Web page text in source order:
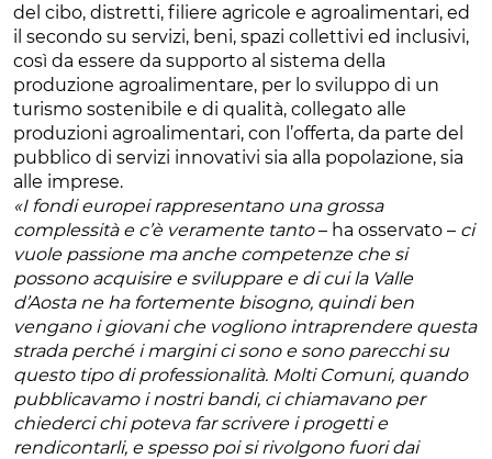
del cibo, distretti, filiere agricole e agroalimentari, ed
il secondo su servizi, beni, spazi collettivi ed inclusivi,
così da essere da supporto al sistema della
produzione agroalimentare, per lo sviluppo di un
turismo sostenibile e di qualità, collegato alle
produzioni agroalimentari, con l’offerta, da parte del
pubblico di servizi innovativi sia alla popolazione, sia
alle imprese.
«I fondi europei rappresentano una grossa
complessità e c’è veramente tanto– ha osservato – ci
vuole passione ma anche competenze che si
possono acquisire e sviluppare e di cui la Valle
d’Aosta ne ha fortemente bisogno, quindi ben
vengano i giovani che vogliono intraprendere questa
strada perché i margini ci sono e sono parecchi su
questo tipo di professionalità. Molti Comuni, quando
pubblicavamo i nostri bandi, ci chiamavano per
chiederci chi poteva far scrivere i progetti e
rendicontarli, e spesso poi si rivolgono fuori dai